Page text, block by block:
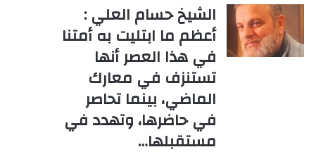
الشيخ حسام العلي :
أعظم ما ابتليت به أمتنا
في هذا العصر أنها
تستنزف في معارك
الماضي، بينما تحاصر
في حاضرها، وتهدد في
مستقبلها…